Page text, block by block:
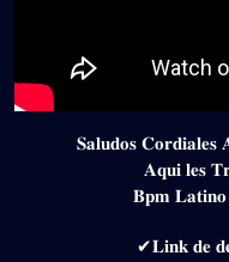
𝐒𝐚𝐥𝐮𝐝𝐨𝐬
𝐀𝐪𝐮𝐢 𝐥𝐞𝐬
𝐁𝐩𝐦 𝐋𝐚𝐭𝐢𝐧𝐨
✔𝐋𝐢𝐧𝐤 𝐝𝐞